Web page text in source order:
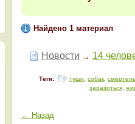
Найдено 1 материал
Новости → 14
Теги: туши собак,
заразиться,
← Назад